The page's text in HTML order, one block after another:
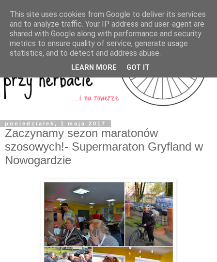
poniedziałek, 1 maja 2017
Zaczynamy sezon maratonów
szosowych!- Supermaraton Gryfland w
Nowogardzie
This site uses cookies from Google to deliver its services
and to analyze traffic. Your IP address and user-agent are
shared with Google along with performance and security
metrics to ensure quality of service, generate usage
statistics, and to detect and address abuse.
LEARN MORE GOT IT